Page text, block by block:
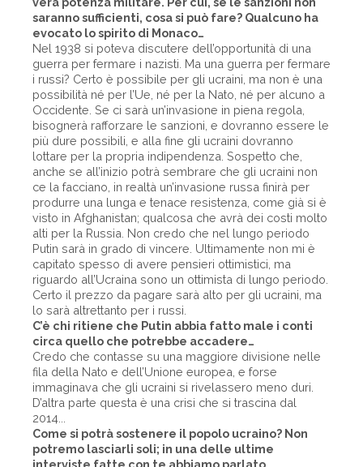
saranno sufficienti, cosa si può fare? Qualcuno ha
evocato lo spirito di Monaco…
Nel 1938 si poteva discutere dell’opportunità di una
guerra per fermare i nazisti. Ma una guerra per fermare
i russi? Certo è possibile per gli ucraini, ma non è una
possibilità né per l’Ue, né per la Nato, né per alcuno a
Occidente. Se ci sarà un’invasione in piena regola,
bisognerà rafforzare le sanzioni, e dovranno essere le
più dure possibili, e alla fine gli ucraini dovranno
lottare per la propria indipendenza. Sospetto che,
anche se all’inizio potrà sembrare che gli ucraini non
ce la facciano, in realtà un’invasione russa finirà per
produrre una lunga e tenace resistenza, come già si è
visto in Afghanistan; qualcosa che avrà dei costi molto
alti per la Russia. Non credo che nel lungo periodo
Putin sarà in grado di vincere. Ultimamente non mi è
capitato spesso di avere pensieri ottimistici, ma
riguardo all’Ucraina sono un ottimista di lungo periodo.
Certo il prezzo da pagare sarà alto per gli ucraini, ma
lo sarà altrettanto per i russi.
C’è chi ritiene che Putin abbia fatto male i conti
circa quello che potrebbe accadere…
Credo che contasse su una maggiore divisione nelle
fila della Nato e dell’Unione europea, e forse
immaginava che gli ucraini si rivelassero meno duri.
D’altra parte questa è una crisi che si trascina dal
2014...
Come si potrà sostenere il popolo ucraino? Non
potremo lasciarli soli; in una delle ultime
interviste fatte con te abbiamo parlato